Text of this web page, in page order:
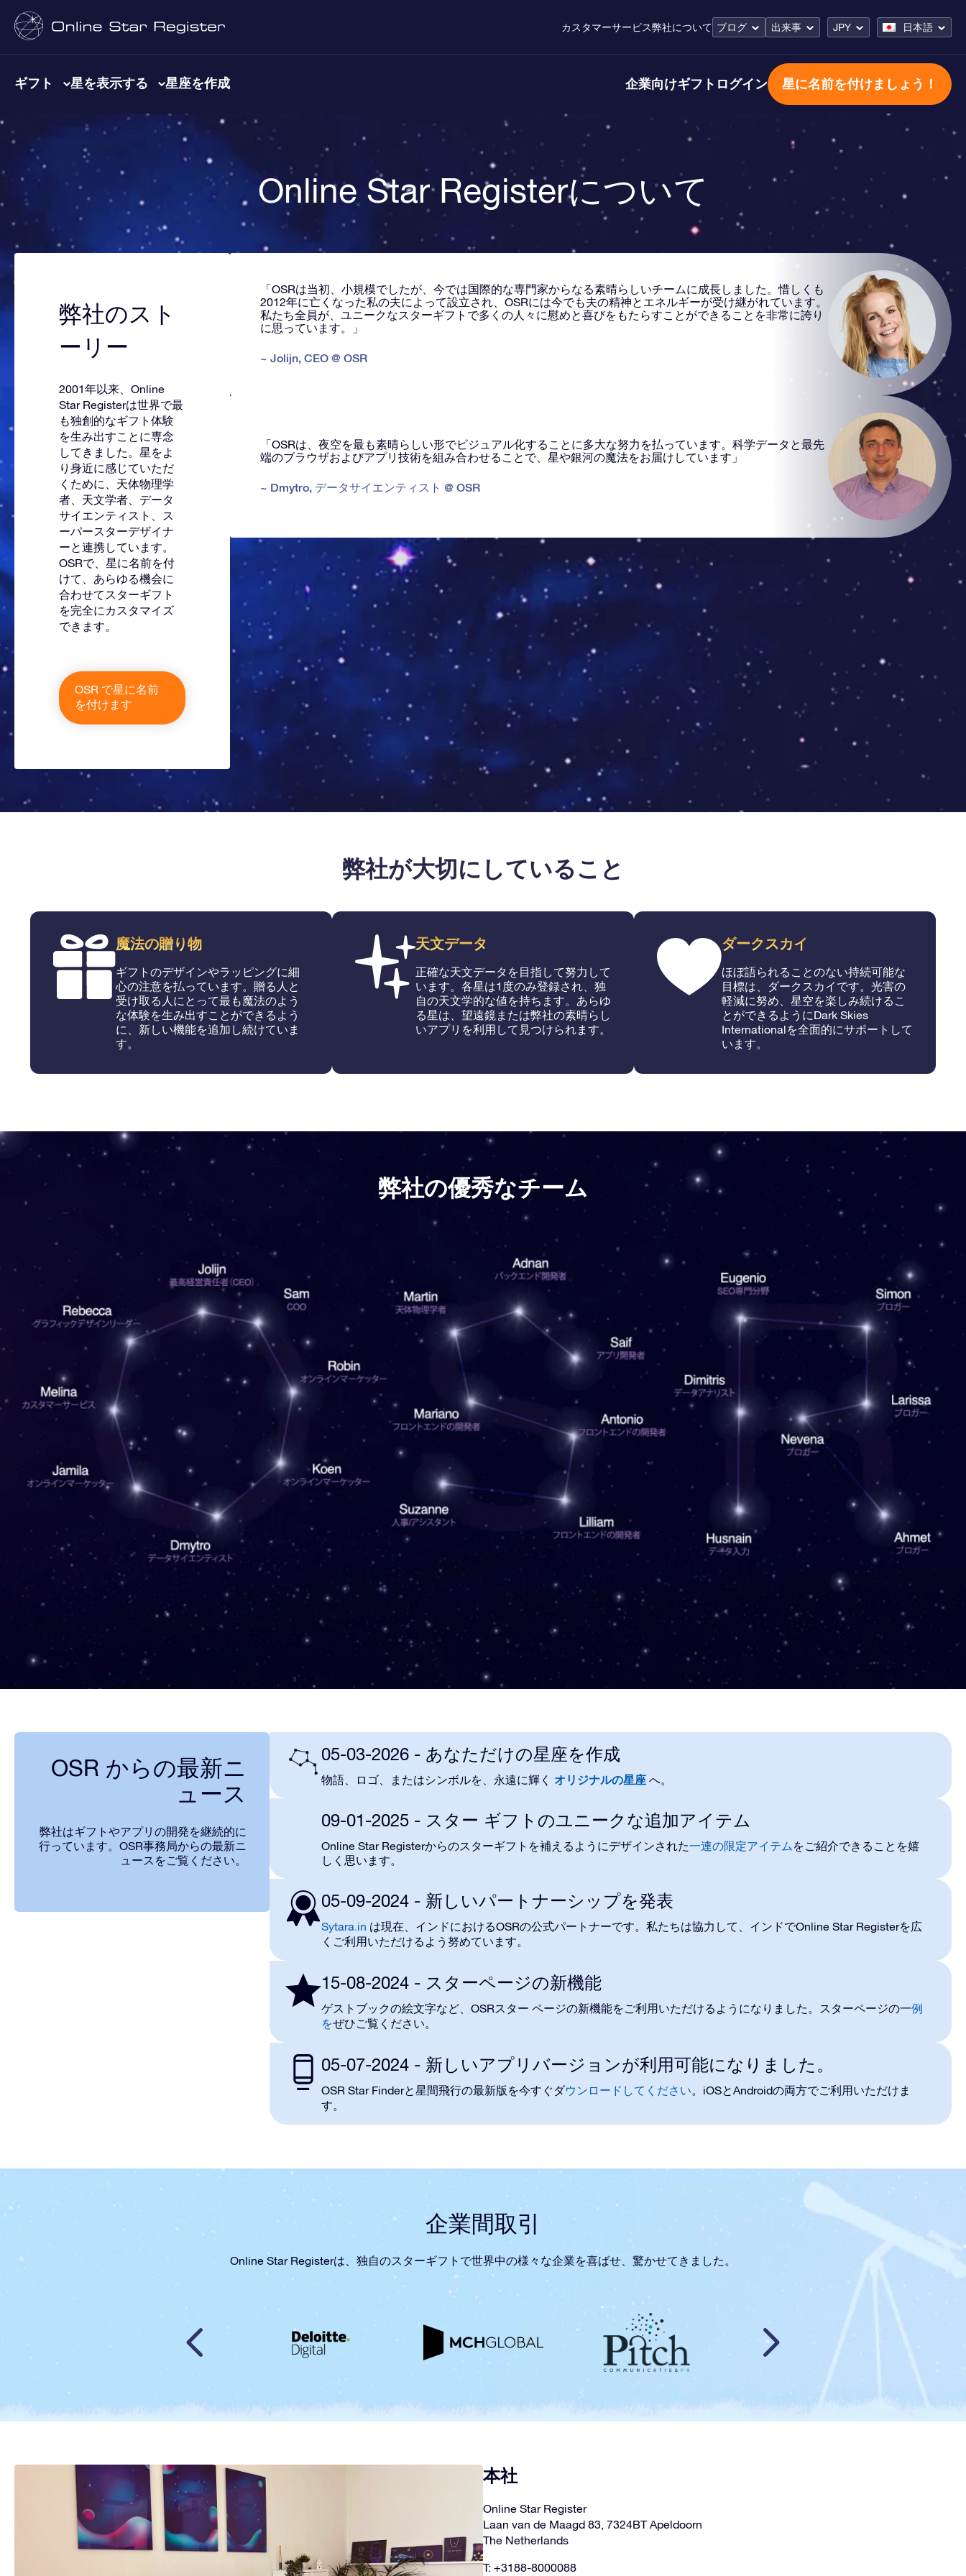
カスタマーサービス弊社について ブログ 出来事 JPY 日本語
ギフト 星を表示する 星座を作成 企業向けギフト ログイン 星に名前を付けましょう！
Online Star Registerについて
弊社のスト
ーリー
2001年以来、Online
Star Registerは世界で最
も独創的なギフト体験
を生み出すことに専念
してきました。星をよ
り身近に感じていただ
くために、天体物理学
者、天文学者、データ
サイエンティスト、ス
ーパースターデザイナ
ーと連携しています。
OSRで、星に名前を付
けて、あらゆる機会に
合わせてスターギフト
を完全にカスタマイズ
できます。
OSR で星に名前
を付けます
「OSRは当初、小規模でしたが、今では国際的な専門家からなる素晴らしいチームに成長しました。惜しくも
2012年に亡くなった私の夫によって設立され、OSRには今でも夫の精神とエネルギーが受け継がれています。
私たち全員が、ユニークなスターギフトで多くの人々に慰めと喜びをもたらすことができることを非常に誇り
に思っています。」
~ Jolijn, CEO @ OSR
「OSRは、夜空を最も素晴らしい形でビジュアル化することに多大な努力を払っています。科学データと最先
端のブラウザおよびアプリ技術を組み合わせることで、星や銀河の魔法をお届けしています」
~ Dmytro, データサイエンティスト @ OSR
弊社が大切にしていること
魔法の贈り物
ギフトのデザインやラッピングに細
心の注意を払っています。贈る人と
受け取る人にとって最も魔法のよう
な体験を生み出すことができるよう
に、新しい機能を追加し続けていま
す。
天文データ
正確な天文データを目指して努力して
います。各星は1度のみ登録され、独
自の天文学的な値を持ちます。あらゆ
る星は、望遠鏡または弊社の素晴らし
いアプリを利用して見つけられます。
ダークスカイ
ほぼ語られることのない持続可能な
目標は、ダークスカイです。光害の
軽減に努め、星空を楽しみ続けるこ
とができるようにDark Skies
Internationalを全面的にサポートして
います。
弊社の優秀なチーム
OSR からの最新ニ
ュース
弊社はギフトやアプリの開発を継続的に
行っています。OSR事務局からの最新ニ
ュースをご覧ください。
05-03-2026 - あなただけの星座を作成
物語、ロゴ、またはシンボルを、永遠に輝く オリジナルの星座へ。
09-01-2025 - スター ギフトのユニークな追加アイテム
Online Star Registerからのスターギフトを補えるようにデザインされた一連の限定アイテム をご紹介できることを嬉
しく思います。
05-09-2024 - 新しいパートナーシップを発表
Sytara.in は現在、インドにおけるOSRの公式パートナーです。私たちは協力して、 インドでOnline Star Registerを広
く ご利用いただけるよう 努めています。
15-08-2024 - スターページの新機能
ゲストブックの絵文字など、 OSRスター ページの新機能をご利用いただけるようになりました 。スターページの一例
をぜひご覧ください。
05-07-2024 - 新しいアプリバージョンが利用可能になりました。
OSR Star Finderと星間飛行の最新版 を今すぐダウンロードしてください。 iOSとAndroidの両方でご利用 いただけま
す。
企業間取引
Online Star Registerは、独自のスターギフトで世界中の様々な企業を喜ばせ、驚かせてきました。
本社
Online Star Register
Laan van de Maagd 83, 7324BT Apeldoorn
The Netherlands
T: +3188-8000088